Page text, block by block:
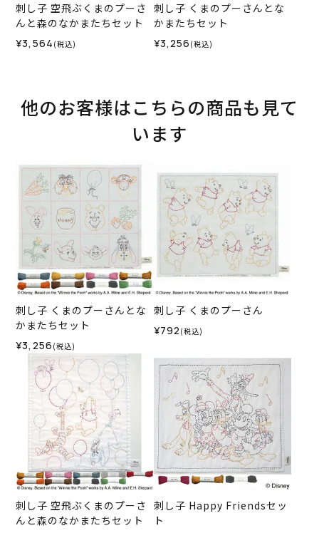
刺し子 空飛ぶくまのプーさ
んと森のなかまたちセット
¥3,564 (税込)
刺し子 くまのプーさんとな
かまたちセット
¥3,256 (税込)
他のお客様はこちらの商品も見て
います
刺し子 くまのプーさんとな
かまたちセット
¥3,256 (税込)
刺し子 くまのプーさん
¥792 (税込)
刺し子 空飛ぶくまのプーさ
んと森のなかまたちセット
刺し子 Happy Friendsセッ
ト